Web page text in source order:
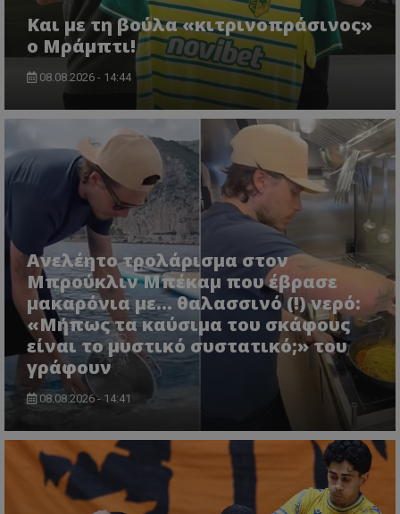
Και με τη βούλα «κιτρινοπράσινος»
ο Μράμπτι!
08.08.2026 - 14:44
Ανελέητο τρολάρισμα στον
Μπρούκλιν Μπέκαμ που έβρασε
μακαρόνια με... θαλασσινό (!) νερό:
«Μήπως τα καύσιμα του σκάφους
είναι το μυστικό συστατικό;» του
γράφουν
08.08.2026 - 14:41